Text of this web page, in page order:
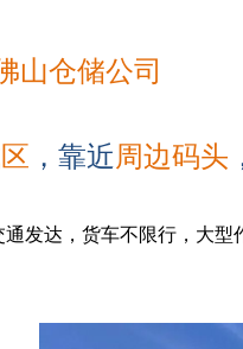
山仓储公司
，靠近周边码头
达，货车不限行，大型